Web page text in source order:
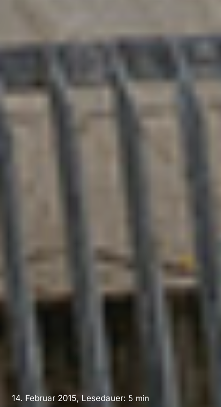
14. Februar 2015, Lesedauer: 5 min